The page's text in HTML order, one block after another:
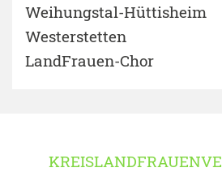
Weihungstal-Hüttisheim
Westerstetten
LandFrauen-Chor